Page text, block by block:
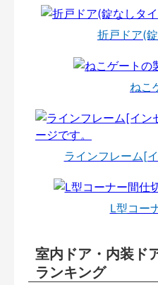
折戸ドア(
ねこ
ラインフレーム[
L型コー
室内ドア・内装ド
ランキング